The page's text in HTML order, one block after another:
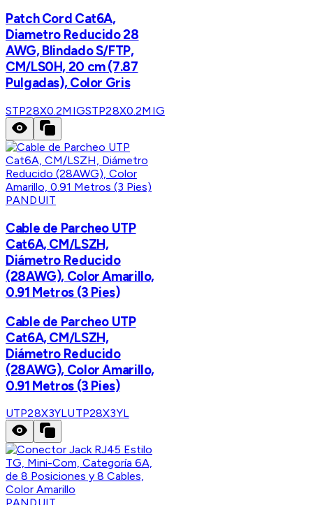
Patch Cord Cat6A,
Diametro Reducido 28
AWG, Blindado S/FTP,
CM/LS0H, 20 cm (7.87
Pulgadas), Color Gris
STP28X0.2MIGSTP28X0.2MIG
PANDUIT
Cable de Parcheo UTP
Cat6A, CM/LSZH,
Diámetro Reducido
(28AWG), Color Amarillo,
0.91 Metros (3 Pies)
Cable de Parcheo UTP
Cat6A, CM/LSZH,
Diámetro Reducido
(28AWG), Color Amarillo,
0.91 Metros (3 Pies)
UTP28X3YLUTP28X3YL